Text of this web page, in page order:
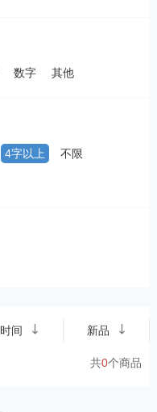
数字 其他
4字以上 不限
时间 新品
共0个商品